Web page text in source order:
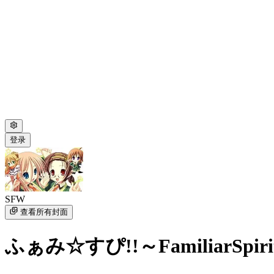
登录
SFW
查看所有封面
ふぁみ☆すぴ!!～